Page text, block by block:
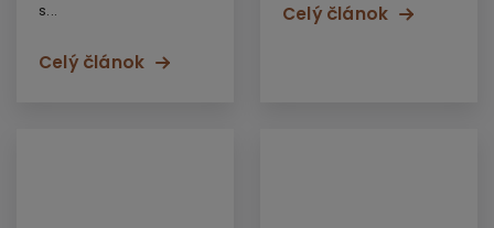
s...
Celý článok
Celý článok